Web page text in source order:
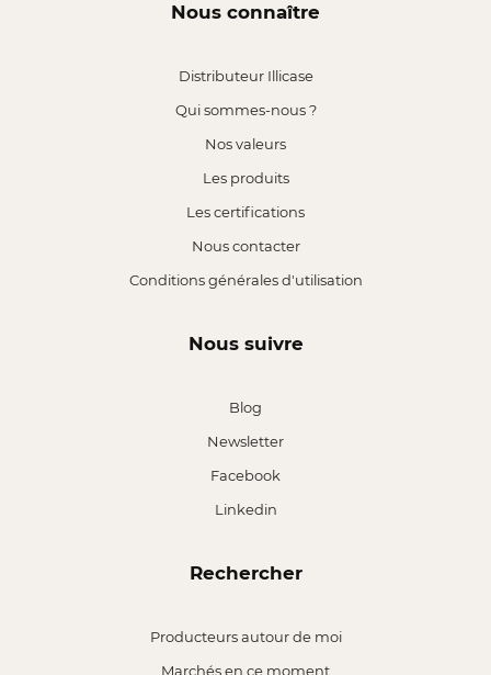
Nous connaître
Distributeur Illicase
Qui sommes-nous ?
Nos valeurs
Les produits
Les certifications
Nous contacter
Conditions générales d'utilisation
Nous suivre
Blog
Newsletter
Facebook
Linkedin
Rechercher
Producteurs autour de moi
Marchés en ce moment